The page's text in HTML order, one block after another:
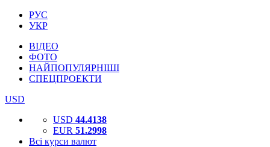
РУС
УКР
ВІДЕО
ФОТО
НАЙПОПУЛЯРНІШІ
СПЕЦПРОЕКТИ
USD
USD 44.4138
EUR 51.2998
Всі курси валют